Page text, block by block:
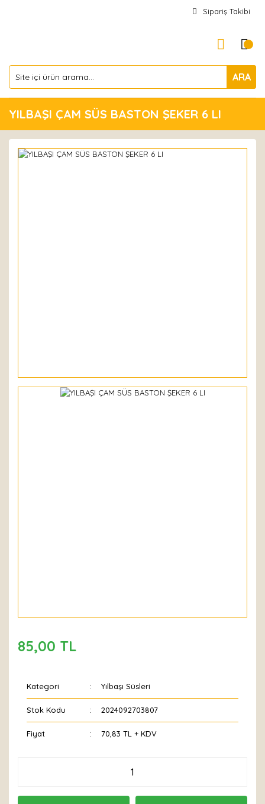
Sipariş Takibi
ARA
YILBAŞI ÇAM SÜS BASTON ŞEKER 6 LI
85,00 TL
Kategori Yılbaşı Süsleri
Stok Kodu 2024092703807
Fiyat 70,83 TL + KDV